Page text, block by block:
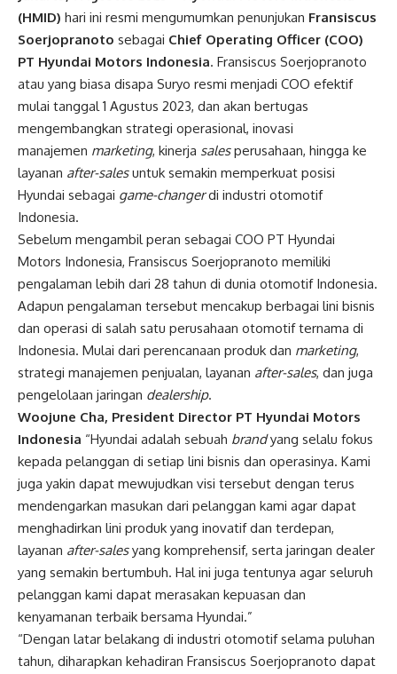
(HMID) hari ini resmi mengumumkan penunjukan Fransiscus
Soerjopranoto sebagai Chief Operating Officer (COO)
PT Hyundai Motors Indonesia. Fransiscus Soerjopranoto
atau yang biasa disapa Suryo resmi menjadi COO efektif
mulai tanggal 1 Agustus 2023, dan akan bertugas
mengembangkan strategi operasional, inovasi
manajemen marketing, kinerja salesperusahaan, hingga ke
layanan after-salesuntuk semakin memperkuat posisi
Hyundai sebagai game-changerdi industri otomotif
Indonesia.
Sebelum mengambil peran sebagai COO PT Hyundai
Motors Indonesia, Fransiscus Soerjopranoto memiliki
pengalaman lebih dari 28 tahun di dunia otomotif Indonesia.
Adapun pengalaman tersebut mencakup berbagai lini bisnis
dan operasi di salah satu perusahaan otomotif ternama di
Indonesia. Mulai dari perencanaan produk dan marketing,
strategi manajemen penjualan, layanan after-sales, dan juga
pengelolaan jaringan dealership.
Woojune Cha, President Director PT Hyundai Motors
Indonesia “Hyundai adalah sebuah brandyang selalu fokus
kepada pelanggan di setiap lini bisnis dan operasinya. Kami
juga yakin dapat mewujudkan visi tersebut dengan terus
mendengarkan masukan dari pelanggan kami agar dapat
menghadirkan lini produk yang inovatif dan terdepan,
layanan after-salesyang komprehensif, serta jaringan dealer
yang semakin bertumbuh. Hal ini juga tentunya agar seluruh
pelanggan kami dapat merasakan kepuasan dan
kenyamanan terbaik bersama Hyundai.”
“Dengan latar belakang di industri otomotif selama puluhan
tahun, diharapkan kehadiran Fransiscus Soerjopranoto dapat